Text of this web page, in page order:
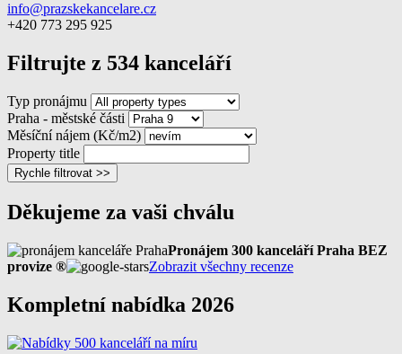
info@prazskekancelare.cz
+420 773 295 925
Filtrujte z 534 kanceláří
Typ pronájmu
Praha - městské části
Měsíční nájem (Kč/m2)
Property title
Rychle filtrovat >>
Děkujeme za vaši chválu
Pronájem 300 kanceláří Praha BEZ
provize ®
Zobrazit všechny recenze
Kompletní nabídka 2026